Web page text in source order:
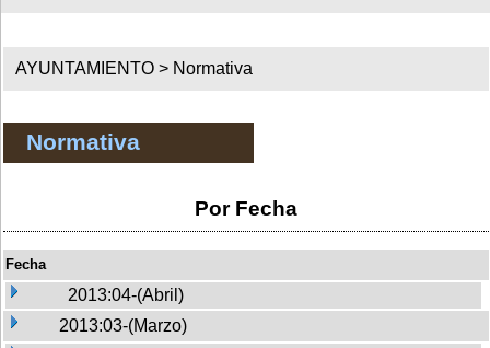
AYUNTAMIENTO > Normativa
Normativa
Por Fecha
Fecha
2013:04-(Abril)
2013:03-(Marzo)